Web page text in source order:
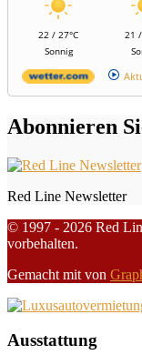
22 / 27°C
Sonnig
21
Abonnieren
Red Line Newsletter
© 1997 - 2026 Red
vorbehalten.
Gemacht mit von
Ausstattung